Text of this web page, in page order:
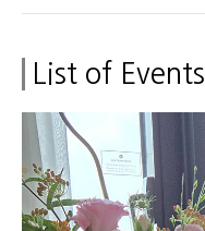
List of Events